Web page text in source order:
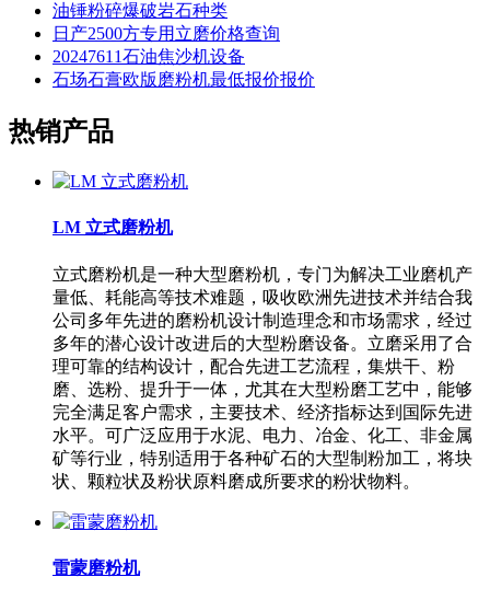
油锤粉碎爆破岩石种类
日产2500方专用立磨价格查询
20247611石油焦沙机设备
石场石膏欧版磨粉机最低报价报价
热销产品
LM 立式磨粉机
立式磨粉机是一种大型磨粉机，专门为解决工业磨机产
量低、耗能高等技术难题，吸收欧洲先进技术并结合我
公司多年先进的磨粉机设计制造理念和市场需求，经过
多年的潜心设计改进后的大型粉磨设备。立磨采用了合
理可靠的结构设计，配合先进工艺流程，集烘干、粉
磨、选粉、提升于一体，尤其在大型粉磨工艺中，能够
完全满足客户需求，主要技术、经济指标达到国际先进
水平。可广泛应用于水泥、电力、冶金、化工、非金属
矿等行业，特别适用于各种矿石的大型制粉加工，将块
状、颗粒状及粉状原料磨成所要求的粉状物料。
雷蒙磨粉机